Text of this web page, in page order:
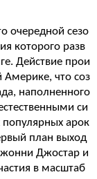
очередной сезо
которого разв
Действие прои
Америке, что соз
наполненного
си
арок
план выход
Джостар и
в масштаб